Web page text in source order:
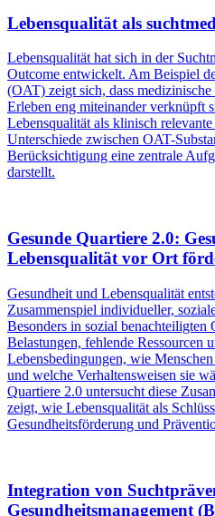
Lebensqualität als
Lebensqualität hat sich in der
Outcome entwickelt. Am Beispiel
(OAT) zeigt sich, dass
Erleben eng miteinander verknüpft
Lebensqualität als klinisch
Unterschiede zwischen OAT-
Berücksichtigung eine zentrale
darstellt.
Gesunde Quartiere 2.0:
Lebensqualität vor Ort
Gesundheit und Lebensqualität
Zusammenspiel individueller,
Besonders in sozial benachteiligten
Belastungen, fehlende Ressourcen
Lebensbedingungen, wie
und welche Verhaltensweisen sie
Quartiere 2.0 untersucht diese
zeigt, wie Lebensqualität als
Gesundheitsförderung und
Integration von
Gesundheitsmanagement